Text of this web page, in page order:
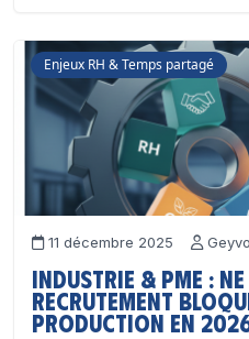
Enjeux RH & Temps partagé
11 décembre 2025 Geyvo
Industrie & PME :
recrutement
production en